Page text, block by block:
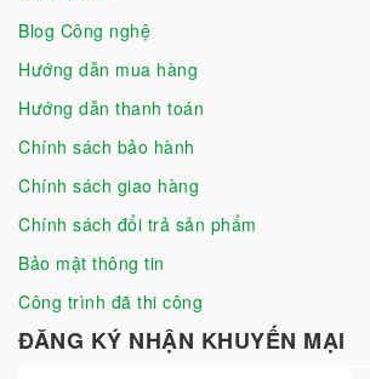
Blog Công nghệ
Hướng dẫn mua hàng
Hướng dẫn thanh toán
Chính sách bảo hành
Chính sách giao hàng
Chính sách đổi trả sản phẩm
Bảo mật thông tin
Công trình đã thi công
ĐĂNG KÝ NHẬN KHUYẾN MẠI